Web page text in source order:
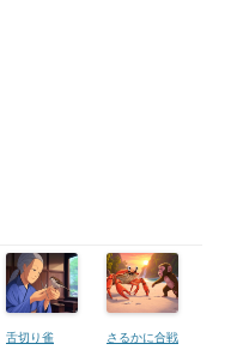
舌切り雀 さるかに合戦